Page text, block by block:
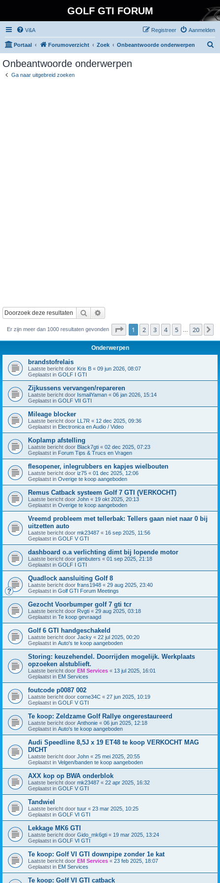
GOLF GTI FORUM
V&A Aanmelden
Registreer
Portaal Forumoverzicht Zoek Onbeantwoorde onderwerpen
Onbeantwoorde onderwerpen
Ga naar uitgebreid zoeken
Zoek
Er zijn meer dan 1000 resultaten gevonden Pagina van 20
1 2 3 4 5 20
Onderwerpen
brandstofrelais
Laatste bericht door Kris B « 09 jun 2026, 08:07
Geplaatst in GOLF I GTI
Zijkussens vervangen/repareren
Laatste bericht door IsmailYaman « 06 jan 2026, 15:14
Geplaatst in GOLF VII GTI
Mileage blocker
Laatste bericht door LL7R « 12 dec 2025, 09:36
Geplaatst in Electronica en Audio / Video
Koplamp afstelling
Laatste bericht door Black7gti « 02 dec 2025, 07:23
Geplaatst in Forum Tips & Trucs en Vragen
flesopener, inlegrubbers en kapjes wielbouten
Laatste bericht door iz75 « 01 dec 2025, 12:06
Geplaatst in Overige te koop aangeboden
Remus Catback systeem Golf 7 GTI (VERKOCHT)
Laatste bericht door John « 19 okt 2025, 20:13
Geplaatst in Overige te koop aangeboden
Vreemd probleem met tellerbak: Tellers gaan niet naar 0 bij
uitzetten auto
Laatste bericht door mk23487 « 16 sep 2025, 11:56
Geplaatst in GOLF V GTI
dashboard o.a verlichting dimt bij lopende motor
Laatste bericht door pimbuters « 01 sep 2025, 21:18
Geplaatst in GOLF I GTI
Quadlock aansluiting Golf 8
Laatste bericht door frans1948 « 29 aug 2025, 23:40
Geplaatst in Golf GTI Forum Meetings
Gezocht Voorbumper golf 7 gti tcr
Laatste bericht door Rvgti « 29 aug 2025, 03:18
Geplaatst in Te koop gevraagd
Golf 6 GTI handgeschakeld
Laatste bericht door Jacky « 22 jul 2025, 00:20
Geplaatst in Auto's te koop aangeboden
Storing: keuzehendel. Doorrijden mogelijk. Werkplaats
opzoeken alstublieft.
Laatste bericht door EM Services « 13 jul 2025, 16:01
Geplaatst in EM Services
foutcode p0087 002
Laatste bericht door corne34C « 27 jun 2025, 10:19
Geplaatst in GOLF V GTI
Te koop: Zeldzame Golf Rallye ongerestaureerd
Laatste bericht door Anthonie « 06 jun 2025, 12:18
Geplaatst in Auto's te koop aangeboden
Audi Speedline 8,5J x 19 ET48 te koop VERKOCHT MAG
DICHT
Laatste bericht door John « 25 mei 2025, 20:55
Geplaatst in Velgen/banden te koop aangeboden
AXX kop op BWA onderblok
Laatste bericht door mk23487 « 22 apr 2025, 16:32
Geplaatst in GOLF V GTI
Tandwiel
Laatste bericht door tuur « 23 mar 2025, 10:25
Geplaatst in GOLF VI GTI
Lekkage MK6 GTI
Laatste bericht door Gido_mk6gti « 19 mar 2025, 13:24
Geplaatst in GOLF VI GTI
Te koop: Golf VI GTI downpipe zonder 1e kat
Laatste bericht door EM Services « 23 feb 2025, 18:07
Geplaatst in EM Services
Te koop: Golf VI GTI catback